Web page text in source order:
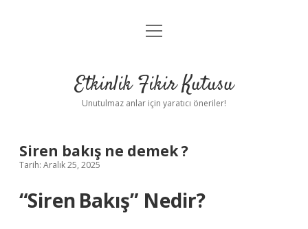
Anasayfa
Yasal Uyarı
menüyü
Etkinlik Fikir Kutusu
Unutulmaz anlar için yaratıcı öneriler!
Siren bakış ne demek ?
Tarih: Aralık 25, 2025
“Siren Bakış” Nedir?